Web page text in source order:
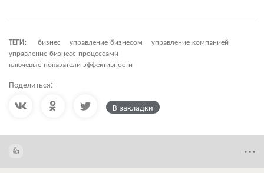
ТЕГИ: бизнес управление бизнесом
управление компанией
управление бизнесс-процессами
ключевые показатели эффективности
Поделиться:
В закладки